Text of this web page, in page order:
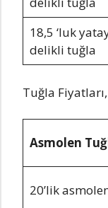
18,5 ‘luk
delikli tuğla
Tuğla
Asmolen
20’lik